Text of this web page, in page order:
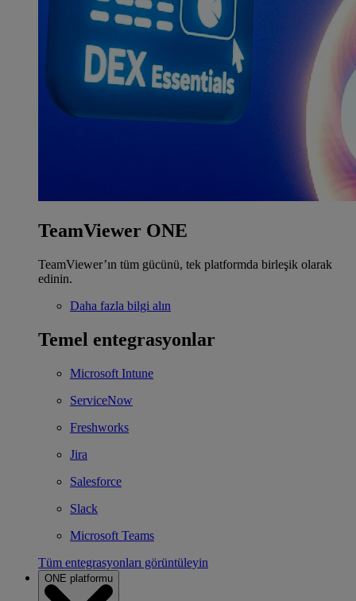
TeamViewer ONE
TeamViewer’ın tüm gücünü, tek platformda birleşik olarak
edinin.
Daha fazla bilgi alın
Temel entegrasyonlar
Microsoft Intune
ServiceNow
Freshworks
Jira
Salesforce
Slack
Microsoft Teams
Tüm entegrasyonları görüntüleyin
ONE platformu